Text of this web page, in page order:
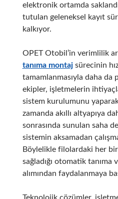
elektronik ortamda
tutulan geleneksel kayıt
kalkıyor.
OPET Otobil’in verimlilik
tanıma montajsürecinin
tamamlanmasıyla daha da
ekipler, işletmelerin
sistem kurulumunu
zamanda akıllı altyapıya
sonrasında sunulan saha
sistemin aksamadan
Böylelikle filolardaki her
sağladığı otomatik tanıma
alımından faydalanmaya